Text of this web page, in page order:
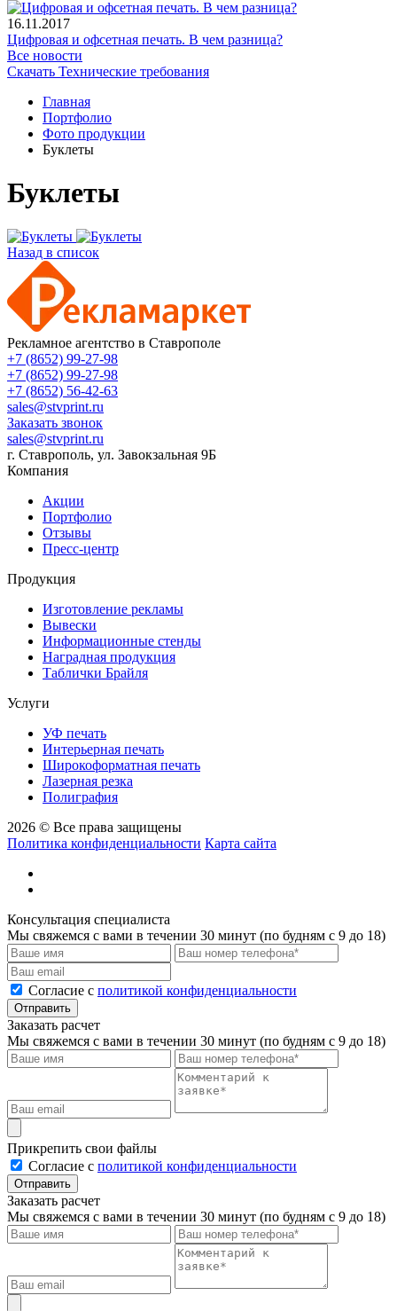
16.11.2017
Цифровая и офсетная печать. В чем разница?
Все новости
Скачать Технические требования
Главная
Портфолио
Фото продукции
Буклеты
Буклеты
Назад в список
Рекламное агентство в Ставрополе
+7 (8652) 99-27-98
+7 (8652) 99-27-98
+7 (8652) 56-42-63
sales@stvprint.ru
Заказать звонок
sales@stvprint.ru
г. Ставрополь, ул. Завокзальная 9Б
Компания
Акции
Портфолио
Отзывы
Пресс-центр
Продукция
Изготовление рекламы
Вывески
Информационные стенды
Наградная продукция
Таблички Брайля
Услуги
УФ печать
Интерьерная печать
Широкоформатная печать
Лазерная резка
Полиграфия
2026 © Все права защищены
Политика конфиденциальности Карта сайта
Консультация специалиста
Мы свяжемся с вами в течении 30 минут (по будням с 9 до 18)
Cогласие с политикой конфиденциальности
Отправить
Заказать расчет
Мы свяжемся с вами в течении 30 минут (по будням с 9 до 18)
Прикрепить свои файлы
Cогласие с политикой конфиденциальности
Отправить
Заказать расчет
Мы свяжемся с вами в течении 30 минут (по будням с 9 до 18)